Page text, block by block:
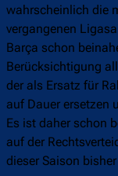
wahrscheinlich die
vergangenen
Barça schon
Berücksichtigung
der als Ersatz für
auf Dauer ersetzen
Es ist daher schon
auf der
dieser Saison